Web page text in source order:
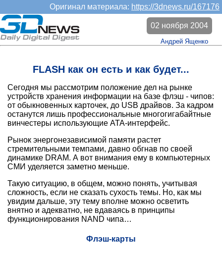
Оригинал материала: https://3dnews.ru/167176
FLASH как он есть и как будет...
02 ноября 2004
Андрей Ященко
Сегодня мы рассмотрим положение дел на рынке
устройств хранения информации на базе флэш - чипов:
от обыкновенных карточек, до USB драйвов. За кадром
останутся лишь профессиональные многогигабайтные
винчестеры использующие ATA-интерфейс.
Рынок энергонезависимой памяти растет
стремительными темпами, давно обгнав по своей
динамике DRAM. А вот внимания ему в компьютерных
СМИ уделяется заметно меньше.
Такую ситуацию, в общем, можно понять, учитывая
сложность, если не сказать сухость темы. Но, как мы
увидим дальше, эту тему вполне можно осветить
внятно и адекватно, не вдаваясь в принципы
функционирования NAND чипа…
Флэш-карты